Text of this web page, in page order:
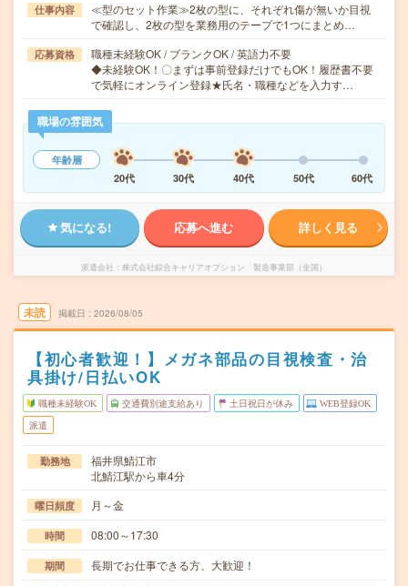
仕事内容
≪型のセット作業≫2枚の型に、それぞれ傷が無いか目視
で確認し、2枚の型を業務用のテープで1つにまとめ…
応募資格
職種未経験OK / ブランクOK / 英語力不要
◆未経験OK！〇まずは事前登録だけでもOK！履歴書不要
で気軽にオンライン登録★氏名・職種などを入力す…
職場の雰囲気
年齢層
20代
30代 40代 50代 60代
気になる! 応募へ進む 詳しく見る
派遣会社 株式会社綜合キャリアオプション 製造事業部（全国）
未読 掲載日 2026/08/05
【初心者歓迎！】メガネ部品の目視検査・治
具掛け/日払いOK
職種未経験OK 交通費別途支給あり 土日祝日が休み WEB登録OK
派遣
勤務地
福井県鯖江市
北鯖江駅から車4分
曜日頻度 月～金
時間 08:00～17:30
期間 長期でお仕事できる方、大歓迎！